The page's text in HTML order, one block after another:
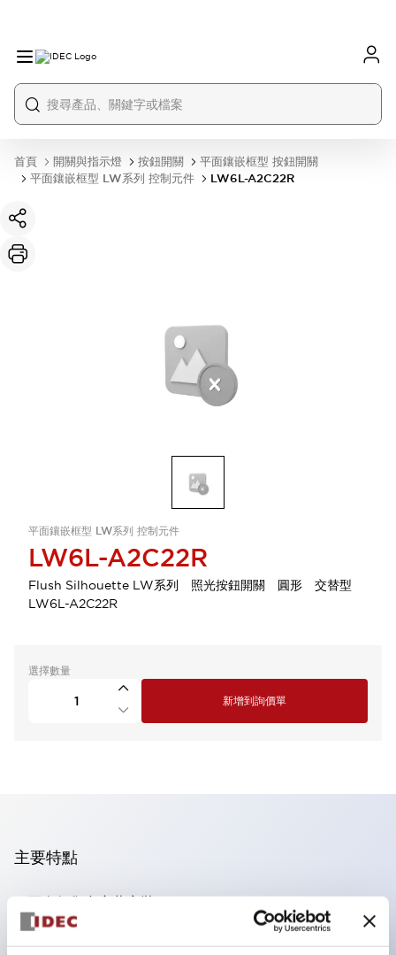
首頁 開關與指示燈 按鈕開關
平面鑲嵌框型 按鈕開關
平面鑲嵌框型 LW系列 控制元件
LW6L-A2C22R
平面鑲嵌框型 LW系列 控制元件
LW6L-A2C22R
Flush Silhouette LW系列 照光按鈕開關 圓形 交替型
LW6L-A2C22R
選擇數量
新增到詢價單
主要特點
可進行集合密著安裝
附鎖選擇開關採用高安全性的彈子鎖結構